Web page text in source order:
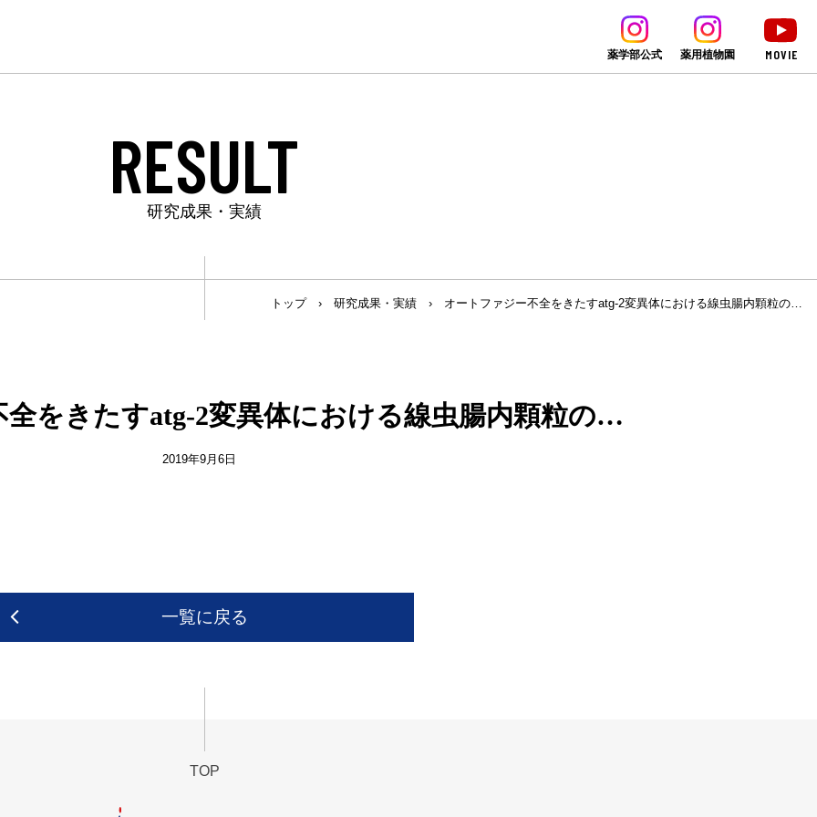
薬学部公式 薬用植物園 MOVIE
RESULT
研究成果・実績
トップ› 研究成果・実績 › オートファジー不全をきたすatg-2変異体における線虫腸内顆粒の…
をきたすatg-2変異体における線虫腸内顆粒の…
2019年9月6日
一覧に戻る
TOP